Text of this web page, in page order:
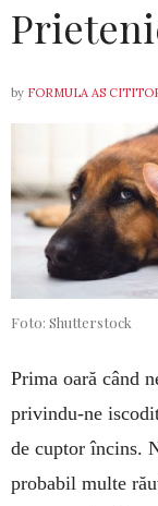
by FORMULA AS
Foto: Shutterstock
Prima oară când
privindu-ne
de cuptor încins.
probabil mul­te